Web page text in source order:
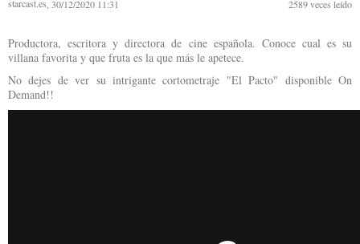
starcast.es , 30/12/2020 11:31 2589veces leído
Productora, escritora y directora de cine española. Conoce cual es su
villana favorita y que fruta es la que más le apetece.
No dejes de ver su intrigante cortometraje "El Pacto" disponible On
Demand!!